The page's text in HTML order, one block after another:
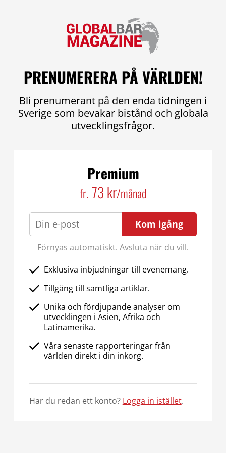
PRENUMERERA PÅ VÄRLDEN!
Bli prenumerant på den enda tidningen i
Sverige som bevakar bistånd och globala
utvecklingsfrågor.
Premium
fr. 73 kr/månad
Kom igång
Förnyas automatiskt. Avsluta när du vill.
Exklusiva inbjudningar till evenemang.
Tillgång till samtliga artiklar.
Unika och fördjupande analyser om
utvecklingen i Asien, Afrika och
Latinamerika.
Våra senaste rapporteringar från
världen direkt i din inkorg.
Har du redan ett konto? Logga in istället.